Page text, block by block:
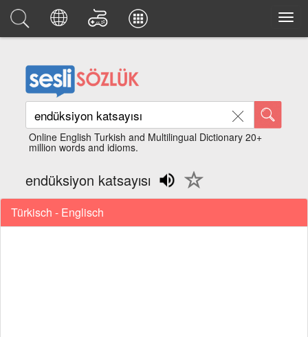
Online English Turkish and Multilingual Dictionary 20+
million words and idioms.
endüksiyon katsayısı
Türkisch - Englisch